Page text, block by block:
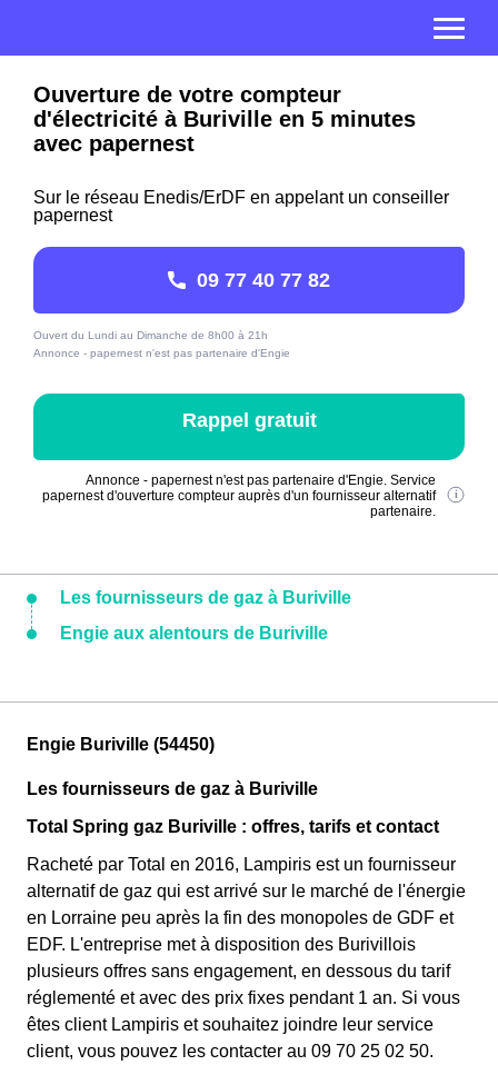
Ouverture de votre compteur
d'électricité à Buriville en 5 minutes
avec papernest
Sur le réseau Enedis/ErDF en appelant un conseiller
papernest
09 77 40 77 82
Ouvert du Lundi au Dimanche de 8h00 à 21h
Annonce - papernest n'est pas partenaire d'Engie
Rappel gratuit
Annonce - papernest n'est pas partenaire d'Engie. Service
papernest d'ouverture compteur auprès d'un fournisseur alternatif
partenaire.
Les fournisseurs de gaz à Buriville
Engie aux alentours de Buriville
Engie Buriville (54450)
Les fournisseurs de gaz à Buriville
Total Spring gaz Buriville : offres, tarifs et contact
Racheté par Total en 2016, Lampiris est un fournisseur
alternatif de gaz qui est arrivé sur le marché de l'énergie
en Lorraine peu après la fin des monopoles de GDF et
EDF. L'entreprise met à disposition des Burivillois
plusieurs offres sans engagement, en dessous du tarif
réglementé et avec des prix fixes pendant 1 an. Si vous
êtes client Lampiris et souhaitez joindre leur service
client, vous pouvez les contacter au 09 70 25 02 50.